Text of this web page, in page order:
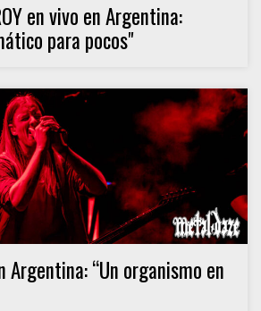
en vivo en Argentina:
para pocos"
Argentina: “Un organismo en